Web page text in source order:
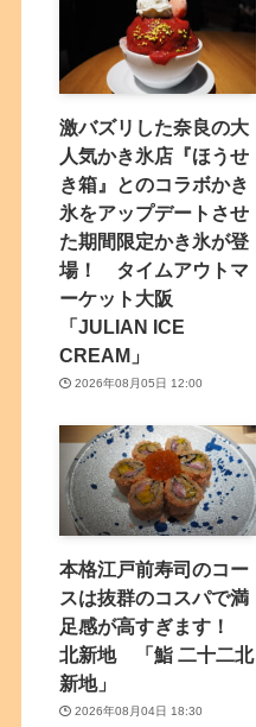
激バズリした奈良の大
人気かき氷店『ほうせ
き箱』とのコラボかき
氷をアップデートさせ
た期間限定かき氷が登
場！ タイムアウトマ
ーケット大阪
「JULIAN ICE
CREAM」
2026年08月05日 12:00
本格江戸前寿司のコー
スは抜群のコスパで満
足感が高すぎます！
北新地 「鮨 二十二北
新地」
2026年08月04日 18:30